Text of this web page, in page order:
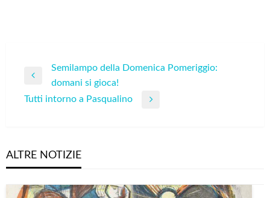
Navigazione
articoli
Previous
Post
Semilampo della Domenica Pomeriggio:
domani si gioca!
Tutti intorno a Pasqualino
ALTRE NOTIZIE